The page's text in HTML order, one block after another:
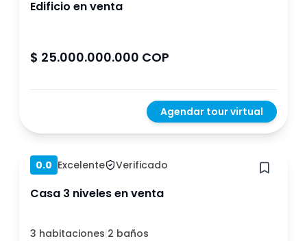
Edificio en venta
$ 25.000.000.000 COP
Agendar tour virtual
Hace 1 año
0.0 Excelente Verificado
Casa 3 niveles en venta
3 habitaciones|2 baños